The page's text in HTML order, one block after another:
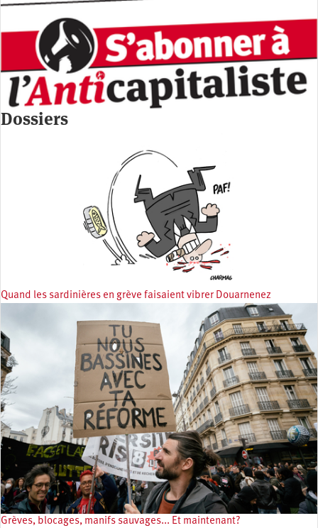
Dossiers
Quand les sardinières en grève faisaient vibrer Douarnenez
Grèves, blocages, manifs sauvages... Et maintenant?